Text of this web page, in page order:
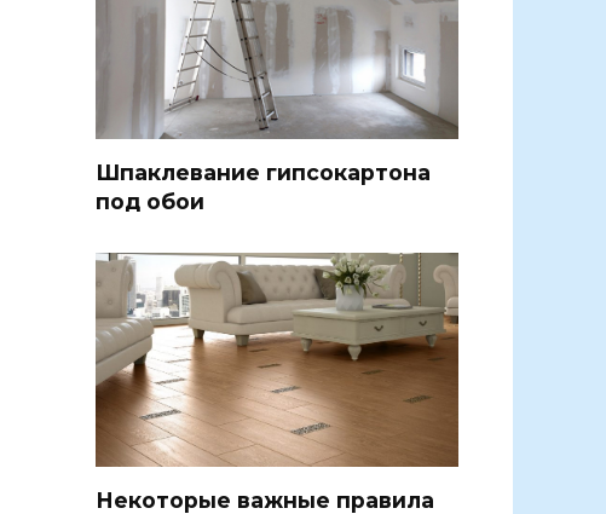
Шпаклевание гипсокартона
под обои
Некоторые важные правила